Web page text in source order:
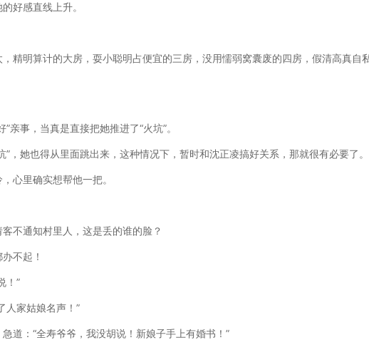
好感直线上升。
精明算计的大房，耍小聪明占便宜的三房，没用懦弱窝囊废的四房，假清高真自
亲事，当真是直接把她推进了“火坑”。
，她也得从里面跳出来，这种情况下，暂时和沈正凌搞好关系，那就很有必要了。
心里确实想帮他一把。
不通知村里人，这是丢的谁的脸？
不起！
！”
人家姑娘名声！”
道：“全寿爷爷，我没胡说！新娘子手上有婚书！”